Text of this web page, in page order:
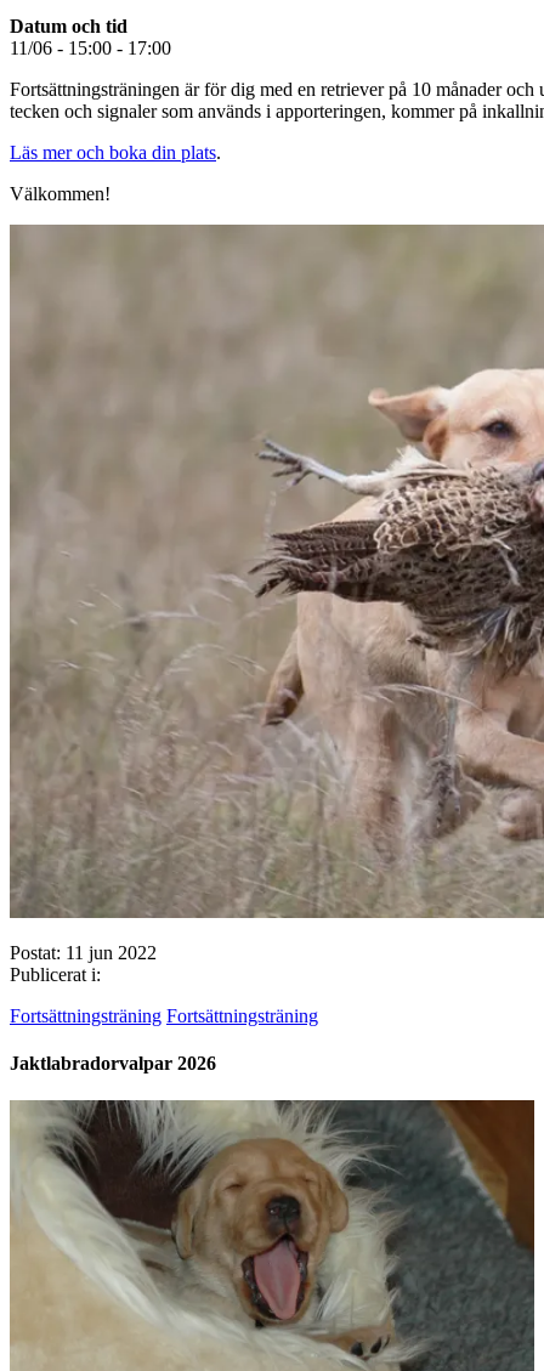
Datum och tid
11/06 - 15:00 - 17:00
Fortsättningsträningen är för dig med en retriever på 10 månader
tecken och signaler som används i apporteringen, kommer på
Läs mer och boka din plats.
Välkommen!
Postat: 11 jun 2022
Publicerat i:
Fortsättningsträning Fortsättningsträning
Jaktlabradorvalpar 2026